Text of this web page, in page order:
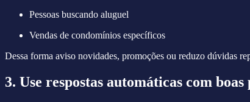
Pessoas buscando aluguel
Vendas de condomínios específicos
Dessa forma aviso novidades, promoções ou reduzo dúvidas
3. Use respostas automáticas com